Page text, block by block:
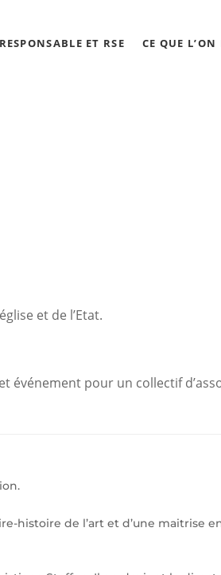
ET RSE CE QUE
et de l’Etat.
événement pour un collectif
histoire de l’art et d’une maitrise